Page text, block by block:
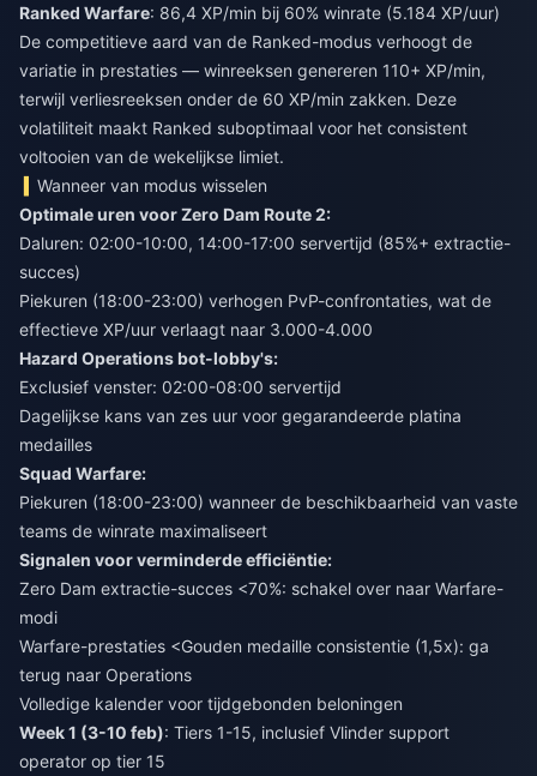
Ranked Warfare: 86,4 XP/min bij 60% winrate (5.184 XP/uur)
De competitieve aard van de Ranked-modus verhoogt de
variatie in prestaties — winreeksen genereren 110+ XP/min,
terwijl verliesreeksen onder de 60 XP/min zakken. Deze
volatiliteit maakt Ranked suboptimaal voor het consistent
voltooien van de wekelijkse limiet.
Wanneer van modus wisselen
Optimale uren voor Zero Dam Route 2:
Daluren: 02:00-10:00, 14:00-17:00 servertijd (85%+ extractie-
succes)
Piekuren (18:00-23:00) verhogen PvP-confrontaties, wat de
effectieve XP/uur verlaagt naar 3.000-4.000
Hazard Operations bot-lobby's:
Exclusief venster: 02:00-08:00 servertijd
Dagelijkse kans van zes uur voor gegarandeerde platina
medailles
Squad Warfare:
Piekuren (18:00-23:00) wanneer de beschikbaarheid van vaste
teams de winrate maximaliseert
Signalen voor verminderde efficiëntie:
Zero Dam extractie-succes <70%: schakel over naar Warfare-
modi
Warfare-prestaties <Gouden medaille consistentie (1,5x): ga
terug naar Operations
Volledige kalender voor tijdgebonden beloningen
Week 1 (3-10 feb): Tiers 1-15, inclusief Vlinder support